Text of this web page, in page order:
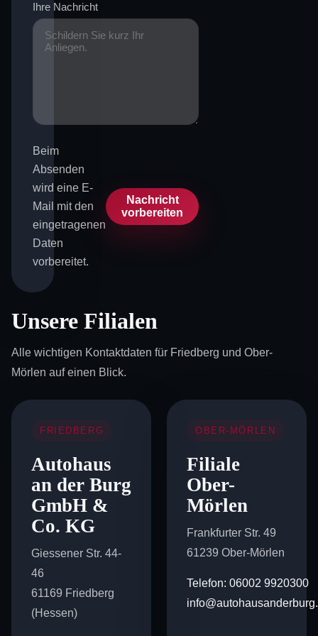
Ihre Nachricht
Beim
Absenden
wird eine E-
Mail mit den
eingetragenen
Daten
vorbereitet.
Nachricht
vorbereiten
Unsere Filialen
Alle wichtigen Kontaktdaten für Friedberg und Ober-
Mörlen auf einen Blick.
FRIEDBERG
Autohaus
an der Burg
GmbH &
Co. KG
Giessener Str. 44-
46
61169 Friedberg
(Hessen)
OBER-MÖRLEN
Filiale
Ober-
Mörlen
Frankfurter Str. 49
61239 Ober-Mörlen
Telefon: 06002 9920300